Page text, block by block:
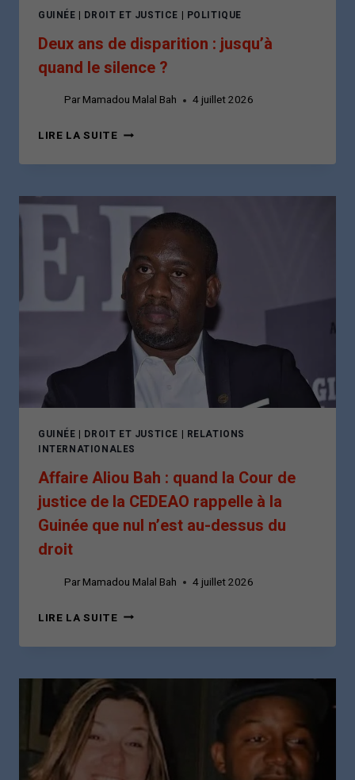
GUINÉE | DROIT ET JUSTICE | POLITIQUE
Deux ans de disparition : jusqu’à
quand le silence ?
Par Mamadou Malal Bah 4 juillet 2026
LIRE LA SUITEDEUX
DE
:
JUSQU’À
QUAND
LE
SILENCE
GUINÉE | DROIT ET JUSTICE | RELATIONS
INTERNATIONALES
Affaire Aliou Bah : quand la Cour de
justice de la CEDEAO rappelle à la
Guinée que nul n’est au-dessus du
droit
Par Mamadou Malal Bah 4 juillet 2026
LIRE LA SUITEAFFAIRE
BAH
QUAND
LA
COUR
JUSTICE